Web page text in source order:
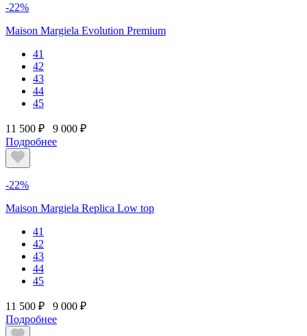
-22%
Maison Margiela Evolution Premium
41
42
43
44
45
11 500 ₽
9 000 ₽
Подробнее
-22%
Maison Margiela Replica Low top
41
42
43
44
45
11 500 ₽
9 000 ₽
Подробнее